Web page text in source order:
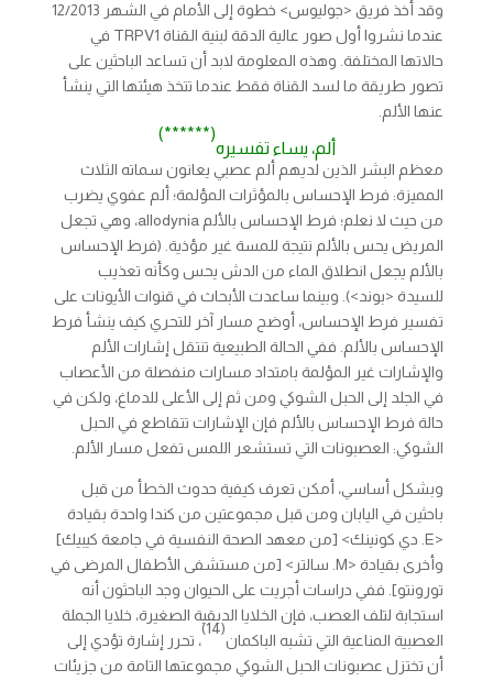
وقد أخذ فريق <جوليوس> خطوة إلى الأمام في الشهر 12/2013
عندما نشروا أول صور عالية الدقة لبنية القناة TRPV1 في
حالاتها المختلفة. وهذه المعلومة لابد أن تساعد الباحثين على
تصور طريقة ما لسد القناة فقط عندما تتخذ هيئتها التي ينشأ
عنها الألم.
ألم، يساء تفسيره
(******)
معظم البشر الذين لديهم ألم عصبي يعانون سماته الثلاث
المميزة: فرط الإحساس بالمؤثرات المؤلمة؛ ألم عفوي يضرب
من حيث لا نعلم؛ فرط الإحساس بالألم allodynia، وهي تجعل
المريض يحس بالألم نتيجة للمسة غير مؤذية. (فرط الإحساس
بالألم يجعل انطلاق الماء من الدش يحس وكأنه تعذيب
للسيدة <بوند>). وبينما ساعدت الأبحاث في قنوات الأيونات على
تفسير فرط الإحساس، أوضح مسار آخر للتحري كيف ينشأ فرط
الإحساس بالألم. ففي الحالة الطبيعية تنتقل إشارات الألم
والإشارات غير المؤلمة بامتداد مسارات منفصلة من الأعصاب
في الجلد إلى الحبل الشوكي ومن ثم إلى الأعلى للدماغ، ولكن في
حالة فرط الإحساس بالألم فإن الإشارات تتقاطع في الحبل
الشوكي: العصبونات التي تستشعر اللمس تفعل مسار الألم.
وبشكل أساسي، أمكن تعرف كيفية حدوث الخطأ من قبل
باحثين في اليابان ومن قبل مجموعتين من كندا واحدة بقيادة
<E. دي كونينك> [من معهد الصحة النفسية في جامعة كيبيك]
وأخرى بقيادة <M. سالتر> [من مستشفى الأطفال المرضى في
تورونتو]. ففي دراسات أجريت على الحيوان وجد الباحثون أنه
استجابة لتلف العصب، فإن الخلايا الدبقية الصغيرة، خلايا الجملة
العصبية المناعية التي تشبه الباكمان
(14)
، تحرر إشارة تؤدي إلى
أن تختزل عصبونات الحبل الشوكي مجموعتها التامة من جزيئات